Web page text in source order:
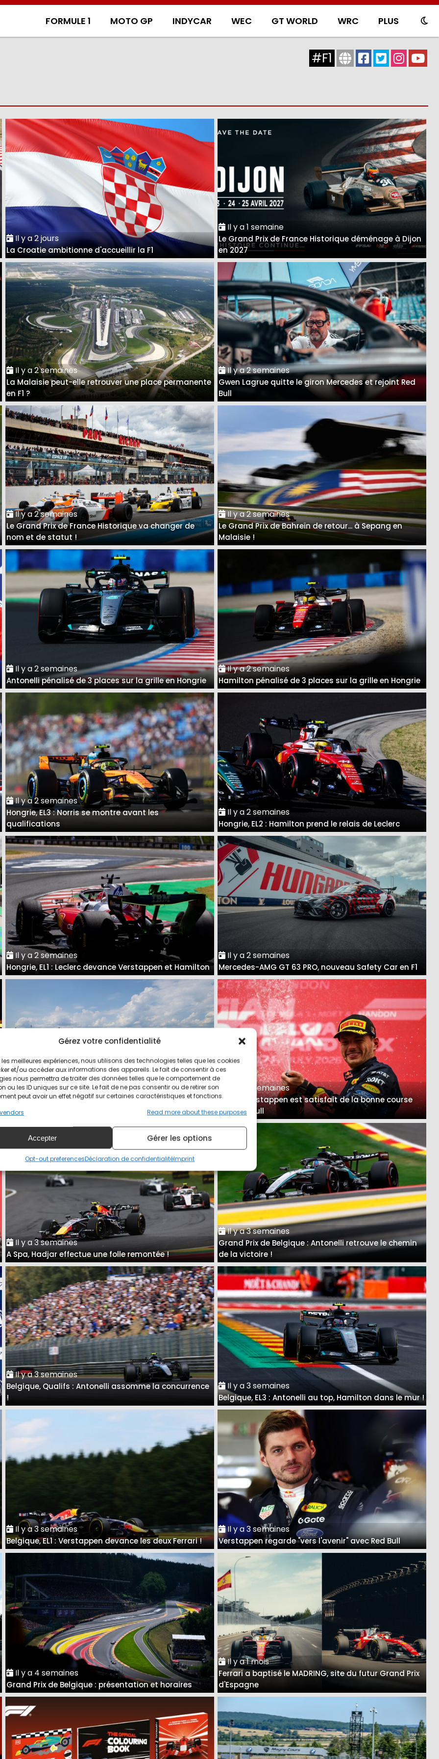
Gérez votre confidentialité
les meilleures expériences, nous utilisons des technologies telles que les cookies
et/ou accéder aux informations des appareils. Le fait de consentir à ces
nous permettra de traiter des données telles que le comportement de
ou les ID uniques sur ce site. Le fait de ne pas consentir ou de retirer son
peut avoir un effet négatif sur certaines caractéristiques et fonctions.
Read more about these purposes
Accepter Gérer les options
Opt-out preferencesDéclaration de confidentialitéImprint
FORMULE 1 MOTO GP INDYCAR WEC GT WORLD WRC PLUS
#F1
Il y a 2 jours
La Croatie ambitionne d'accueillir la F1
Il y a 1 semaine
Le Grand Prix de France Historique déménage à Dijon
en 2027
Il y a 2 semaines
La Malaisie peut-elle retrouver une place permanente
en F1 ?
Il y a 2 semaines
Gwen Lagrue quitte le giron Mercedes et rejoint Red
Bull
Il y a 2 semaines
Le Grand Prix de France Historique va changer de
nom et de statut !
Il y a 2 semaines
Le Grand Prix de Bahreïn de retour... à Sepang en
Malaisie !
Il y a 2 semaines
Antonelli pénalisé de 3 places sur la grille en Hongrie
Il y a 2 semaines
Hamilton pénalisé de 3 places sur la grille en Hongrie
Il y a 2 semaines
Hongrie, EL3 : Norris se montre avant les
qualifications
Il y a 2 semaines
Hongrie, EL2 : Hamilton prend le relais de Leclerc
Il y a 2 semaines
Hongrie, EL1 : Leclerc devance Verstappen et Hamilton
Il y a 2 semaines
Mercedes-AMG GT 63 PRO, nouveau Safety Car en F1
Il y a 3 semaines
Grand Prix de Hongrie : présentation et horaires
Il y a 3 semaines
A Spa, Verstappen est satisfait de la bonne course
des Red Bull
Il y a 3 semaines
A Spa, Hadjar effectue une folle remontée !
Il y a 3 semaines
Grand Prix de Belgique : Antonelli retrouve le chemin
de la victoire !
Il y a 3 semaines
Belgique, Qualifs : Antonelli assomme la concurrence
!
Il y a 3 semaines
Belgique, EL3 : Antonelli au top, Hamilton dans le mur !
Il y a 3 semaines
Belgique, EL1 : Verstappen devance les deux Ferrari !
Il y a 3 semaines
Verstappen regarde "vers l'avenir" avec Red Bull
Il y a 4 semaines
Grand Prix de Belgique : présentation et horaires
Il y a 1 mois
Ferrari a baptisé le MADRING, site du futur Grand Prix
d'Espagne